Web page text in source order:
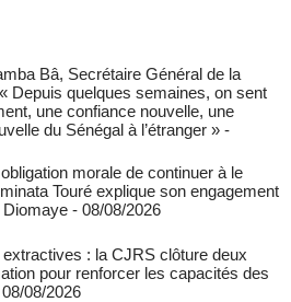
Bâ, Secrétaire Général de la
Depuis quelques semaines, on sent
une confiance nouvelle, une
du Sénégal à l’étranger » -
obligation morale de continuer à le
Touré explique son engagement
- 08/08/2026
: la CJRS clôture deux
pour renforcer les capacités des
08/2026